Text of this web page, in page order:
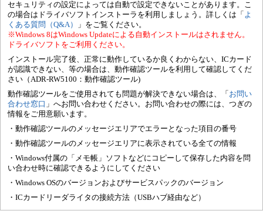
セキュリティの設定によっては自動で設定できないことがあります。こ
の場合はドライバソフトインストーラを利用しましょう。詳しくは「 よ
くある質問（Q&A）
」をご覧ください。
※Windows 8はWindows Updateによる自動インストールはされません。
ドライバソフトをご利用ください。
インストール完了後、正常に動作しているか良くわからない、ICカード
が認識できない、等の場合は、動作確認ツールを利用して確認してくだ
さい（ADR-RW5100：動作確認ツール)
動作確認ツールをご使用されても問題が解決できない場合は、「 お問い
合わせ窓口 」へお問い合わせください。お問い合わせの際には、つぎの
情報をご用意願います。
・動作確認ツールのメッセージエリアでエラーとなった項目の番号
・動作確認ツールのメッセージエリアに表示されている全ての情報
・Windows付属の「メモ帳」ソフトなどにコピーして保存した内容を問
い合わせ時に確認できるようにしてください
・Windows OSのバージョンおよびサービスパックのバージョン
・ICカードリーダライタの接続方法（USBハブ経由など）